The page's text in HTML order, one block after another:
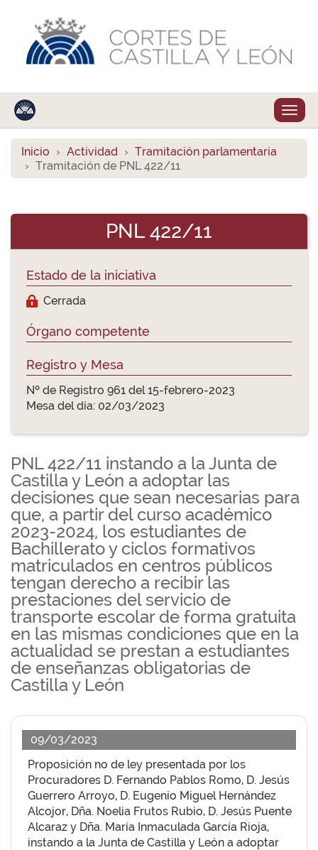
Inicio Actividad
Tramitación parlamentaria
Tramitación de PNL 422/11
PNL 422/11
Estado de la iniciativa
Cerrada
Órgano competente
Registro y Mesa
Nº de Registro 961 del 15-febrero-2023
Mesa del día: 02/03/2023
PNL 422/11 instando a la Junta de
Castilla y León a adoptar las
decisiones que sean necesarias para
que, a partir del curso académico
2023-2024, los estudiantes de
Bachillerato y ciclos formativos
matriculados en centros públicos
tengan derecho a recibir las
prestaciones del servicio de
transporte escolar de forma gratuita
en las mismas condiciones que en la
actualidad se prestan a estudiantes
de enseñanzas obligatorias de
Castilla y León
09/03/2023
Proposición no de ley presentada por los
Procuradores D. Fernando Pablos Romo, D. Jesús
Guerrero Arroyo, D. Eugenio Miguel Hernández
Alcojor, Dña. Noelia Frutos Rubio, D. Jesús Puente
Alcaraz y Dña. María Inmaculada García Rioja,
instando a la Junta de Castilla y León a adoptar